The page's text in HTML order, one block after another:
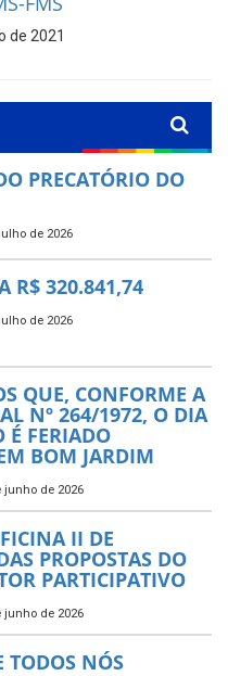
de 2021
PRECATÓRIO DO
de 2026
R$ 320.841,74
de 2026
QUE, CONFORME A
Nº 264/1972, O DIA
É FERIADO
BOM JARDIM
junho de 2026
II DE
PROPOSTAS DO
PARTICIPATIVO
junho de 2026
TODOS NÓS